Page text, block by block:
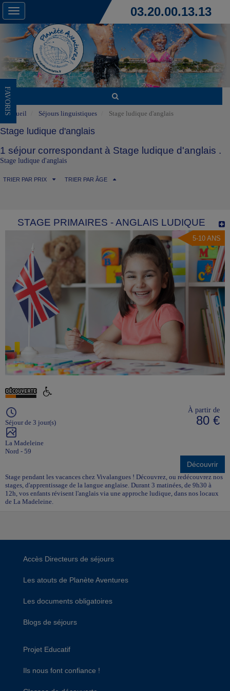
Toggle
navigation
03.20.00.13.13
FAVORIS
Accueil Séjours linguistiques Stage ludique d'anglais
Stage ludique d'anglais
1 séjour correspondant à Stage ludique d'anglais .
Stage ludique d'anglais
TRIER PAR PRIX TRIER PAR ÂGE
STAGE PRIMAIRES - ANGLAIS LUDIQUE
5-10 ANS
Séjour de 3 jour(s)
La Madeleine
Nord - 59
À partir de
80 €
Découvrir
Stage pendant les vacances chez Vivalangues ! Découvrez, ou redécouvrez nos
stages, d'apprentissage de la langue anglaise. Durant 3 matinées, de 9h30 à
12h, vos enfants révisent l'anglais via une approche ludique, dans nos locaux
de La Madeleine.
Accès Directeurs de séjours
Les atouts de Planète Aventures
Les documents obligatoires
Blogs de séjours
Projet Educatif
Ils nous font confiance !